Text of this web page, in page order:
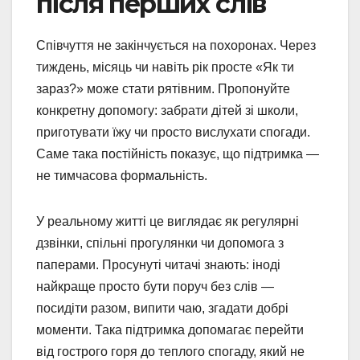
Співчуття не закінчується на похоронах. Через
тиждень, місяць чи навіть рік просте «Як ти
зараз?» може стати рятівним. Пропонуйте
конкретну допомогу: забрати дітей зі школи,
приготувати їжу чи просто вислухати спогади.
Саме така постійність показує, що підтримка —
не тимчасова формальність.
У реальному житті це виглядає як регулярні
дзвінки, спільні прогулянки чи допомога з
паперами. Просунуті читачі знають: іноді
найкраще просто бути поруч без слів —
посидіти разом, випити чаю, згадати добрі
моменти. Така підтримка допомагає перейти
від гострого горя до теплого спогаду, який не